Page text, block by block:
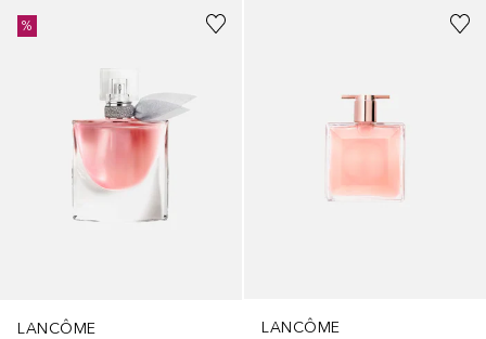
LANCÔME
%
LANCÔME